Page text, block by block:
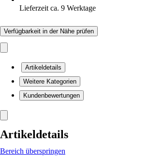
Lieferzeit ca. 9 Werktage
Verfügbarkeit in der Nähe prüfen
Artikeldetails
Weitere Kategorien
Kundenbewertungen
Artikeldetails
Bereich überspringen